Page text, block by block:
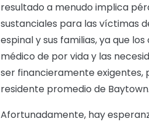
resultado a menudo implica
sustanciales para las víctimas
espinal y sus familias, ya que
médico de por vida y las
ser financieramente
residente promedio de Baytown.
Afortunadamente, hay